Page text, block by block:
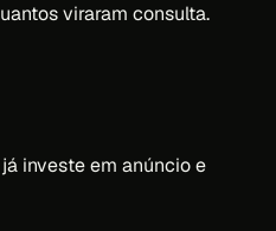
viraram consulta.
investe em anúncio e